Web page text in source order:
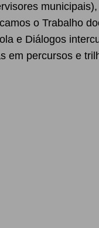
o Trabalho
e Diálogos
em percursos e